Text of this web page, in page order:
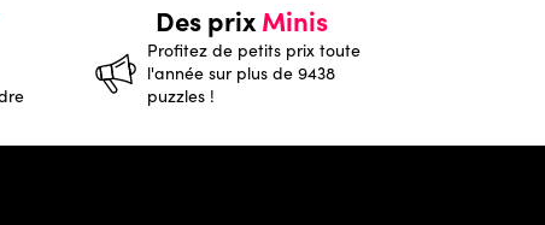
Des prixMinis
Profitez de petits prix toute
l'année sur plus de 9438
puzzles !